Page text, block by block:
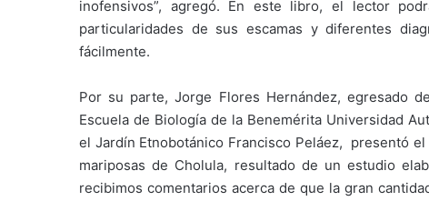
inofensivos”, agregó. En este libro, el lector
particularidades de sus escamas y diferentes
fácilmente.
Por su parte, Jorge Flores Hernández, egresado
Escuela de Biología de la Benemérita Universidad
el Jardín Etnobotánico Francisco Peláez, presentó
mariposas de Cholula, resultado de un estudio
recibimos comentarios acerca de que la gran